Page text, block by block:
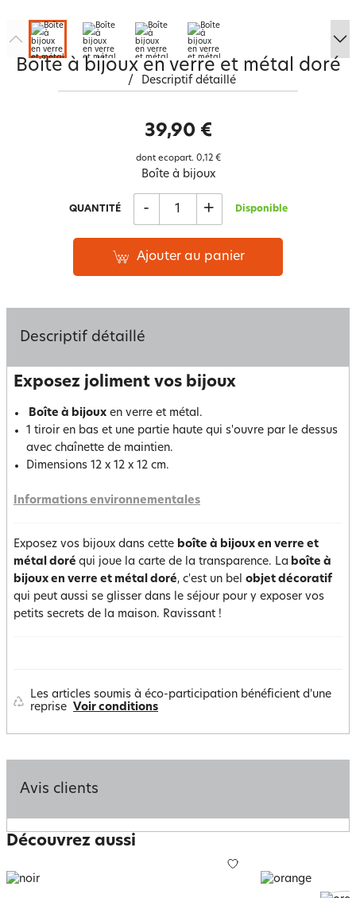
Boîte à bijoux en verre et métal doré
/ Descriptif détaillé
39,90 €
dont ecopart. 0,12 €
Boîte à bijoux
QUANTITÉ - + Disponible
Ajouter au panier
Descriptif détaillé
Exposez joliment vos bijoux
Boîte à bijoux en verre et métal.
1 tiroir en bas et une partie haute qui s'ouvre par le dessus
avec chaînette de maintien.
Dimensions 12 x 12 x 12 cm.
Informations environnementales
Exposez vos bijoux dans cette boîte à bijoux en verre et
métal doré qui joue la carte de la transparence. La boîte à
bijoux en verre et métal doré, c'est un bel objet décoratif
qui peut aussi se glisser dans le séjour pour y exposer vos
petits secrets de la maison. Ravissant !
Les articles soumis à éco-participation bénéficient d'une
reprise Voir conditions
Avis clients
Découvrez aussi